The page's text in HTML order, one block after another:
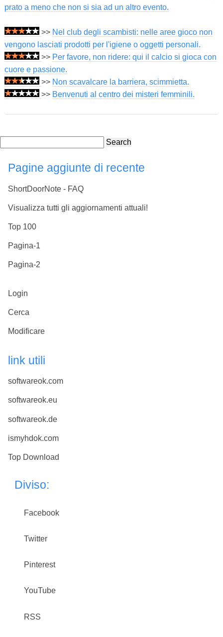
prato a meno che non si sia ad un altro evento.
>> Nel club degli scambisti: nelle aree gioco non
vengono lasciati prodotti per l'igiene o oggetti personali.
>> Per favore, non ridere: qui il calcio si gioca con
cuore e passione.
>> Non scavalcare la barriera, scimmietta.
>> Benvenuti al centro dei misteri femminili.
Search
Pagine aggiunte di recente
ShortDoorNote - FAQ
Visualizza tutti gli aggiornamenti attuali!
Top 100
Pagina-1
Pagina-2
Login
Cerca
Modificare
link utili
softwareok.com
softwareok.eu
softwareok.de
ismyhdok.com
Top Download
Diviso:
Facebook
Twitter
Pinterest
YouTube
RSS